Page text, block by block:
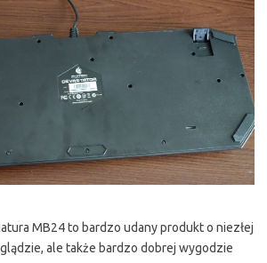
MB24 to bardzo udany produkt o niezłej
ale także bardzo dobrej wygodzie